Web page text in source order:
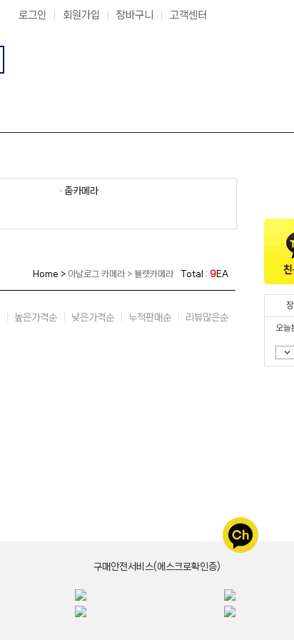
로그인 회원가입 장바구니 고객센터
오늘
· 줌카메라
Home > 아날로그 카메라 > 뷸렛카메라 Total : 9EA
높은가격순 낮은가격순 누적판매순 리뷰많은순
구매안전서비스(에스크로확인증)